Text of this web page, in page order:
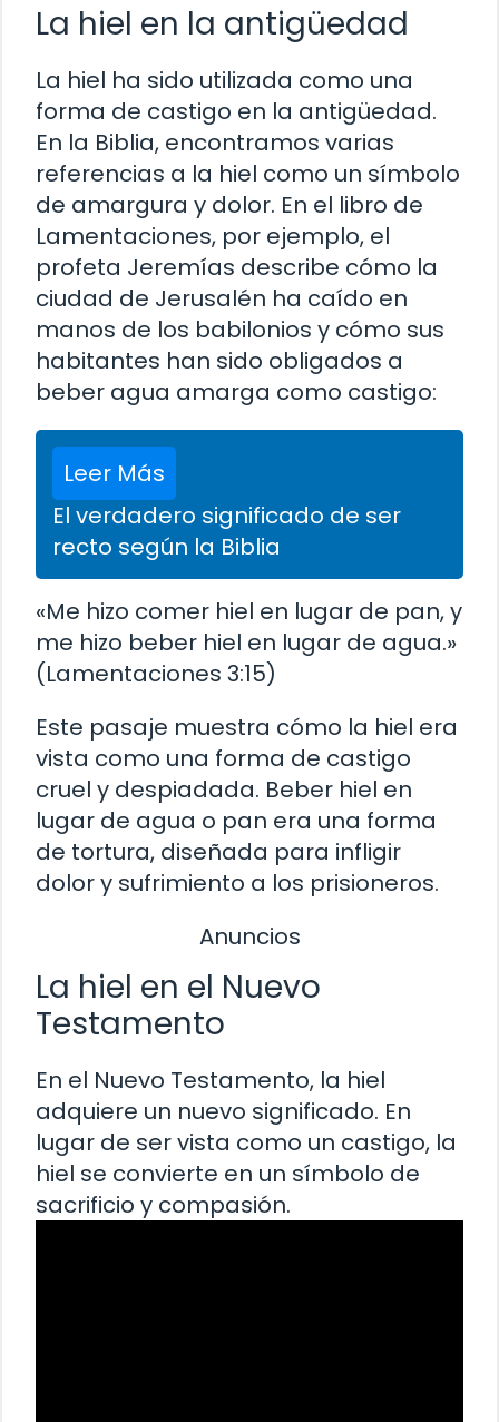
La hiel en la antigüedad
La hiel ha sido utilizada como una
forma de castigo en la antigüedad.
En la Biblia, encontramos varias
referencias a la hiel como un símbolo
de amargura y dolor. En el libro de
Lamentaciones, por ejemplo, el
profeta Jeremías describe cómo la
ciudad de Jerusalén ha caído en
manos de los babilonios y cómo sus
habitantes han sido obligados a
beber agua amarga como castigo:
Leer Más
El verdadero significado de ser
recto según la Biblia
«Me hizo comer hiel en lugar de pan, y
me hizo beber hiel en lugar de agua.»
(Lamentaciones 3:15)
Este pasaje muestra cómo la hiel era
vista como una forma de castigo
cruel y despiadada. Beber hiel en
lugar de agua o pan era una forma
de tortura, diseñada para infligir
dolor y sufrimiento a los prisioneros.
Anuncios
La hiel en el Nuevo
Testamento
En el Nuevo Testamento, la hiel
adquiere un nuevo significado. En
lugar de ser vista como un castigo, la
hiel se convierte en un símbolo de
sacrificio y compasión.